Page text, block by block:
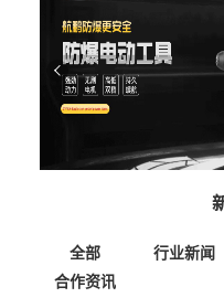
全部 行业新闻
合作资讯